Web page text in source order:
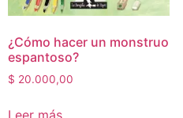
¿Cómo hacer un monstruo
espantoso?
$ 20.000,00
Leer más